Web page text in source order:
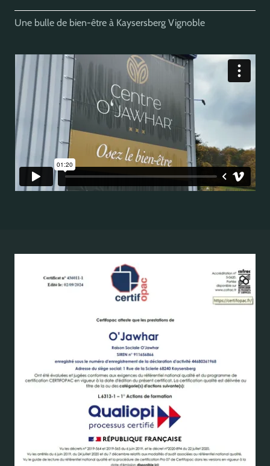
Une bulle de bien-être à Kaysersberg Vignoble